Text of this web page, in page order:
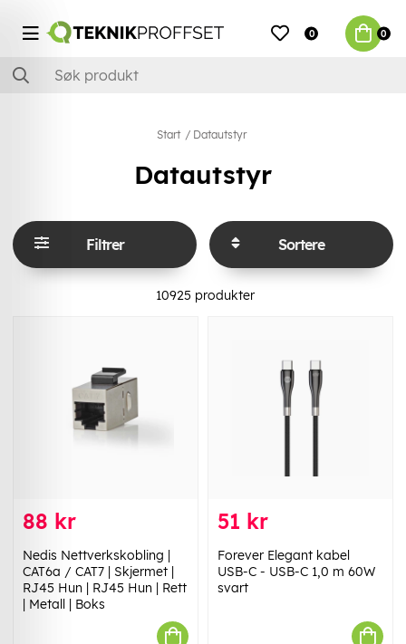
0 0
Start Datautstyr
Datautstyr
Filtrer Sortere
10925 produkter
88 kr
Nedis Nettverkskobling |
CAT6a / CAT7 | Skjermet |
RJ45 Hun | RJ45 Hun | Rett
| Metall | Boks
51 kr
Forever Elegant kabel
USB-C - USB-C 1,0 m 60W
svart